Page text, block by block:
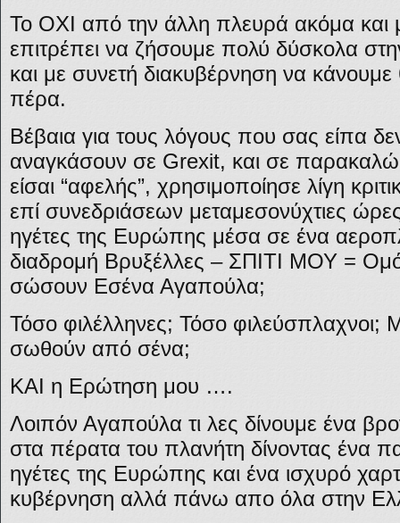
Το ΟΧΙ από την άλλη πλευρά ακόμα και
επιτρέπει να ζήσουμε πολύ δύσκολα
και με συνετή διακυβέρνηση να κάνουμε
πέρα.
Βέβαια για τους λόγους που σας είπα
αναγκάσουν σε Grexit, και σε
είσαι “αφελής”, χρησιμοποίησε λίγη
επί συνεδριάσεων μεταμεσονύχτιες
ηγέτες της Ευρώπης μέσα σε ένα
διαδρομή Βρυξέλλες – ΣΠΙΤΙ ΜΟΥ =
σώσουν Εσένα Αγαπούλα;
Τόσο φιλέλληνες; Τόσο
σωθούν από σένα;
ΚΑΙ η Ερώτηση μου ….
Λοιπόν Αγαπούλα τι λες δίνουμε ένα
στα πέρατα του πλανήτη δίνοντας ένα
ηγέτες της Ευρώπης και ένα ισχυρό
κυβέρνηση αλλά πάνω απο όλα στην